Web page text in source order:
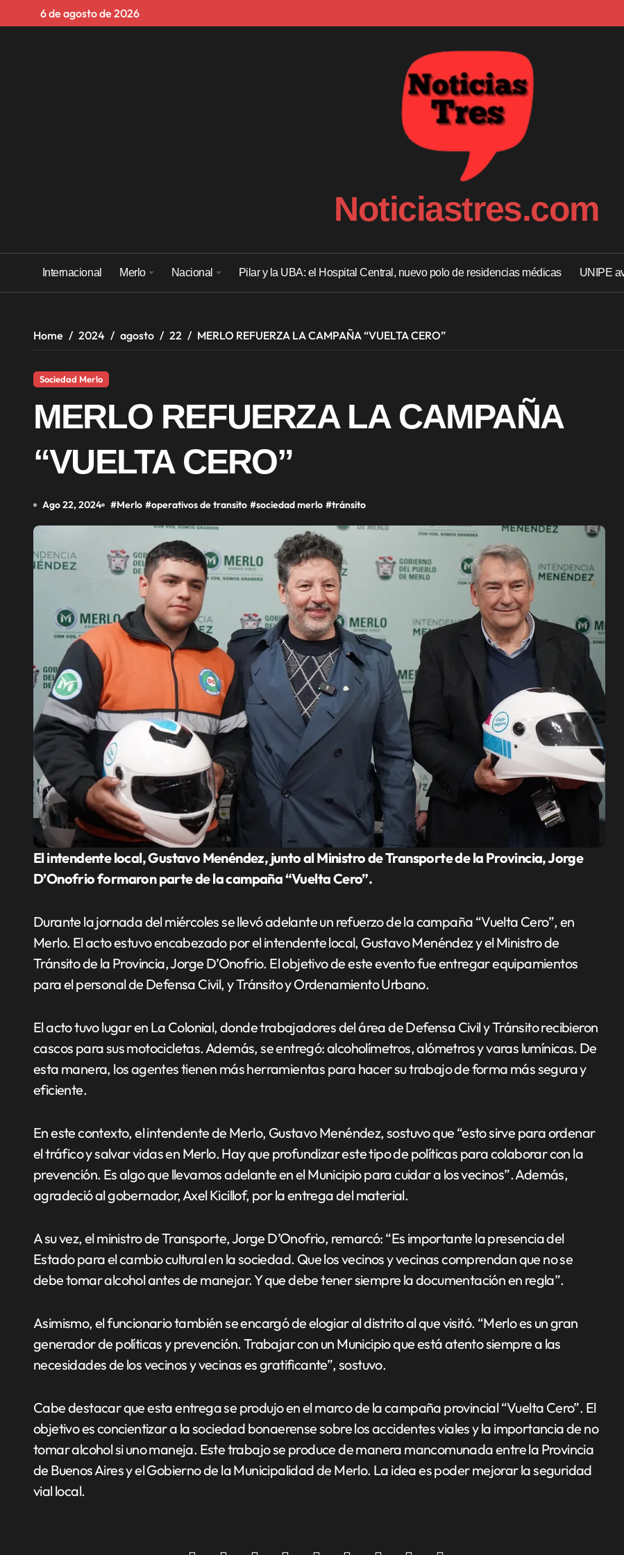
6 de agosto de 2026
Noticiastres.com
Internacional Merlo Nacional Pilar y la UBA: el Hospital Central, nuevo polo de residencias médicas UNIPE
Home 2024 agosto 22 MERLO REFUERZA LA CAMPAÑA “VUELTA CERO”
Sociedad Merlo
MERLO REFUERZA LA CAMPAÑA
“VUELTA CERO”
Ago 22, 2024 #Merlo #operativos de transito #sociedad merlo #tránsito
El intendente local, Gustavo Menéndez, junto al Ministro de Transporte de la Provincia, Jorge
D’Onofrio formaron parte de la campaña “Vuelta Cero”.
Durante la jornada del miércoles se llevó adelante un refuerzo de la campaña “Vuelta Cero”, en
Merlo. El acto estuvo encabezado por el intendente local, Gustavo Menéndez y el Ministro de
Tránsito de la Provincia, Jorge D’Onofrio. El objetivo de este evento fue entregar equipamientos
para el personal de Defensa Civil, y Tránsito y Ordenamiento Urbano.
El acto tuvo lugar en La Colonial, donde trabajadores del área de Defensa Civil y Tránsito recibieron
cascos para sus motocicletas. Además, se entregó: alcoholímetros, alómetros y varas lumínicas. De
esta manera, los agentes tienen más herramientas para hacer su trabajo de forma más segura y
eficiente.
En este contexto, el intendente de Merlo, Gustavo Menéndez, sostuvo que “esto sirve para ordenar
el tráfico y salvar vidas en Merlo. Hay que profundizar este tipo de políticas para colaborar con la
prevención. Es algo que llevamos adelante en el Municipio para cuidar a los vecinos”. Además,
agradeció al gobernador, Axel Kicillof, por la entrega del material.
A su vez, el ministro de Transporte, Jorge D’Onofrio, remarcó: “Es importante la presencia del
Estado para el cambio cultural en la sociedad. Que los vecinos y vecinas comprendan que no se
debe tomar alcohol antes de manejar. Y que debe tener siempre la documentación en regla”.
Asimismo, el funcionario también se encargó de elogiar al distrito al que visitó. “Merlo es un gran
generador de políticas y prevención. Trabajar con un Municipio que está atento siempre a las
necesidades de los vecinos y vecinas es gratificante”, sostuvo.
Cabe destacar que esta entrega se produjo en el marco de la campaña provincial “Vuelta Cero”. El
objetivo es concientizar a la sociedad bonaerense sobre los accidentes viales y la importancia de no
tomar alcohol si uno maneja. Este trabajo se produce de manera mancomunada entre la Provincia
de Buenos Aires y el Gobierno de la Municipalidad de Merlo. La idea es poder mejorar la seguridad
vial local.